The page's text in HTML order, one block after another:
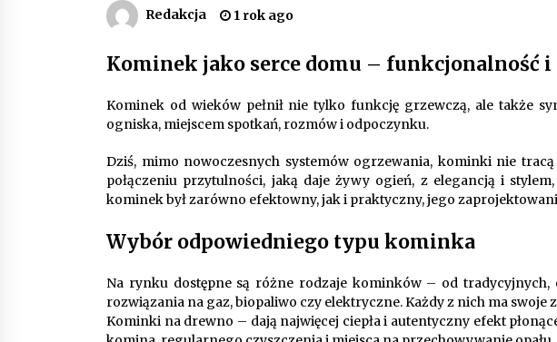
zwrotnych – oszczędność czasu
dzięki recom system
9 miesięcy ago
Jak wybrać idealny stół do jadalni?
10 miesięcy ago
Redakcja 1 rok ago
Kominek jako serce domu – funkcjonalność
Kominek od wieków pełnił nie tylko funkcję grzewczą, ale także
ogniska, miejscem spotkań, rozmów i odpoczynku.
Dziś, mimo nowoczesnych systemów ogrzewania, kominki nie
połączeniu przytulności, jaką daje żywy ogień, z elegancją i
kominek był zarówno efektowny, jak i praktyczny, jego
Wybór odpowiedniego typu kominka
Na rynku dostępne są różne rodzaje kominków – od tradycyjnych,
rozwiązania na gaz, biopaliwo czy elektryczne. Każdy z nich ma swoje
Kominki na drewno – dają najwięcej ciepła i autentyczny efekt